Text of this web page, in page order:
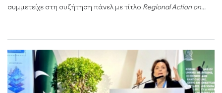
συμμετείχε στη συζήτηση πάνελ με τίτλο Regional Action on...